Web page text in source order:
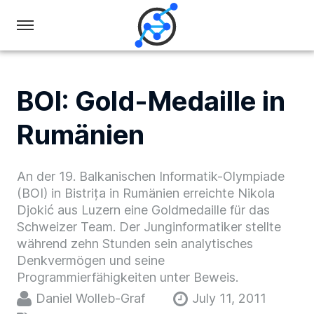
Swiss
Olympiad
in
Informatics
BOI: Gold-Medaille in
Rumänien
An der 19. Balkanischen Informatik-Olympiade
(BOI) in Bistrița in Rumänien erreichte Nikola
Djokić aus Luzern eine Goldmedaille für das
Schweizer Team. Der Junginformatiker stellte
während zehn Stunden sein analytisches
Denkvermögen und seine
Programmierfähigkeiten unter Beweis.
Daniel Wolleb-Graf
July 11, 2011